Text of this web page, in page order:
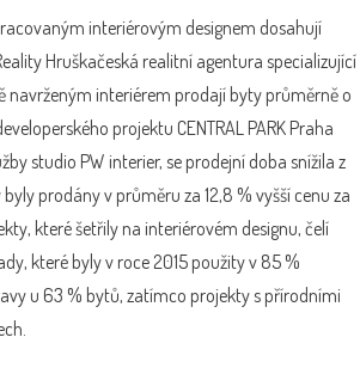
interiérovým designem dosahují
Hruškačeská realitní agentura specializující
navrženým interiérem prodají byty průměrně o
projektu CENTRAL PARK Praha
studio PW interier, se prodejní doba snížila z
prodány v průměru za 12,8 % vyšší cenu za
které šetřily na interiérovém designu, čelí
které byly v roce 2015 použity v 85 %
u 63 % bytů, zatímco projekty s přírodními